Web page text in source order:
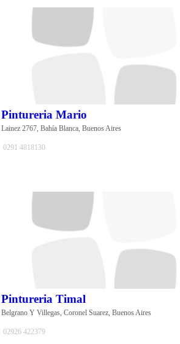
Pintureria Mario
Lainez 2767, Bahía Blanca, Buenos Aires
0291 4818130
Pintureria Timal
Belgrano Y Villegas, Coronel Suarez, Buenos Aires
02926 422379